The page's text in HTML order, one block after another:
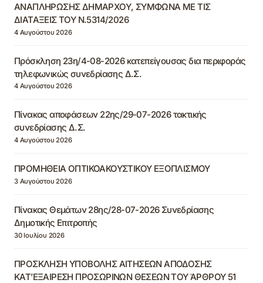
ΑΝΑΠΛΗΡΩΣΗΣ ΔΗΜΑΡΧΟΥ, ΣΥΜΦΩΝΑ ΜΕ ΤΙΣ
ΔΙΑΤΑΞΕΙΣ ΤΟΥ Ν.5314/2026
4 Αυγούστου 2026
Πρόσκληση 23η/4-08-2026 κατεπείγουσας δια περιφοράς
τηλεφωνικώς συνεδρίασης Δ.Σ.
4 Αυγούστου 2026
Πίνακας αποφάσεων 22ης/29-07-2026 τακτικής
συνεδρίασης Δ.Σ.
4 Αυγούστου 2026
ΠΡΟΜΗΘΕΙΑ ΟΠΤΙΚΟΑΚΟΥΣΤΙΚΟΥ ΕΞΟΠΛΙΣΜΟΥ
3 Αυγούστου 2026
Πίνακας Θεμάτων 28ης/28-07-2026 Συνεδρίασης
Δημοτικής Επιτροπής
30 Ιουλίου 2026
ΠΡΟΣΚΛΗΣΗ ΥΠΟΒΟΛΗΣ ΑΙΤΗΣΕΩΝ ΑΠΟΔΟΣΗΣ
ΚΑΤ’ΕΞΑΙΡΕΣΗ ΠΡΟΣΩΡΙΝΩΝ ΘΕΣΕΩΝ ΤΟΥ ΆΡΘΡΟΥ 51